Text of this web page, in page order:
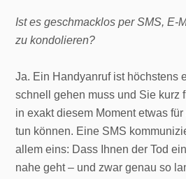
Ist es geschmacklos per SMS, E-
zu kondolieren?
Ja. Ein Handyanruf ist höchstens
schnell gehen muss und Sie kurz
in exakt diesem Moment etwas
tun können. Eine SMS
allem eins: Dass Ihnen der Tod
nahe geht – und zwar genau so